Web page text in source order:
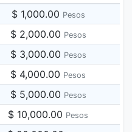
$ 1,000.00 Pesos
$ 2,000.00 Pesos
$ 3,000.00 Pesos
$ 4,000.00 Pesos
$ 5,000.00 Pesos
$ 10,000.00 Pesos